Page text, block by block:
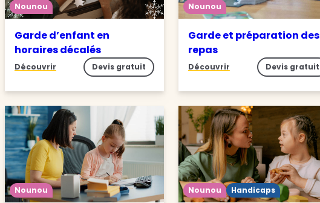
Nounou
Garde d’enfant en
horaires décalés
Découvrir Devis gratuit
Nounou
Garde et préparation des
repas
Découvrir Devis gratuit
Nounou Nounou Handicaps